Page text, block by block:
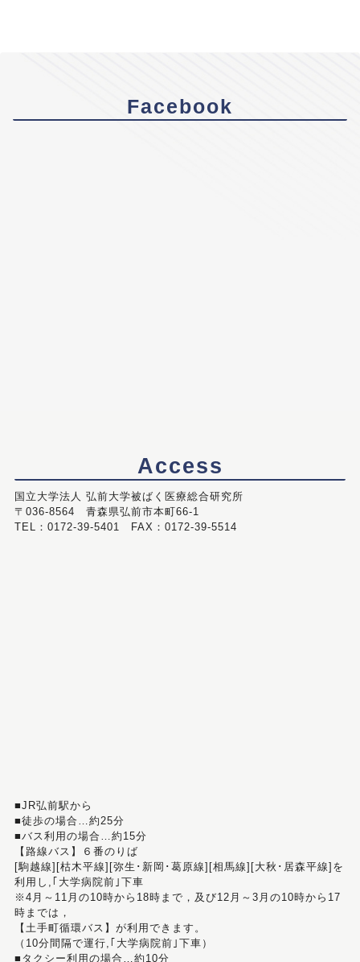
Facebook
Access
国立大学法人 弘前大学被ばく医療総合研究所
〒036-8564 青森県弘前市本町66-1
TEL：0172-39-5401 FAX：0172-39-5514
■JR弘前駅から
■徒歩の場合…約25分
■バス利用の場合…約15分
【路線バス】６番のりば
[駒越線][枯木平線][弥生･新岡･葛原線][相馬線][大秋･居森平線]を
利用し,｢大学病院前｣下車
※4月～11月の10時から18時まで，及び12月～3月の10時から17
時までは，
【土手町循環バス】が利用できます。
（10分間隔で運行,｢大学病院前｣下車）
■タクシー利用の場合…約10分